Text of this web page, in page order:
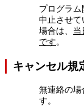
プログラム
中止させて
場合は、 当
です 。
キャンセル規
無連絡の場
す。